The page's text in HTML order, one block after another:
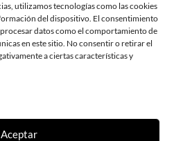
utilizamos tecnologías como las cookies
del dispositivo. El consentimiento
datos como el comportamiento de
en este sitio. No consentir o retirar el
a ciertas características y
Aceptar